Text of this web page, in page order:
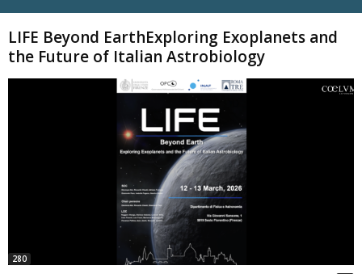
LIFE Beyond EarthExploring Exoplanets and
the Future of Italian Astrobiology
280